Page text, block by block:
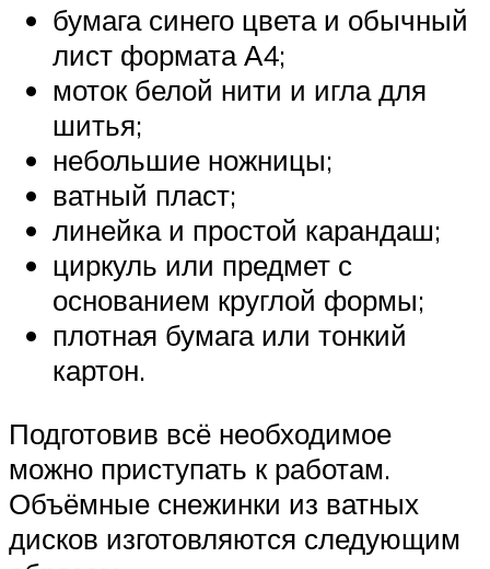
бумага синего цвета и обычный
лист формата А4;
моток белой нити и игла для
шитья;
небольшие ножницы;
ватный пласт;
линейка и простой карандаш;
циркуль или предмет с
основанием круглой формы;
плотная бумага или тонкий
картон.
Подготовив всё необходимое
можно приступать к работам.
Объёмные снежинки из ватных
дисков изготовляются следующим